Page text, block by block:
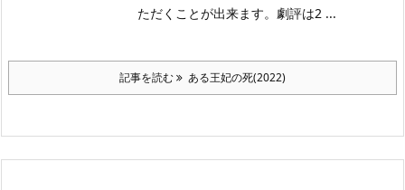
ただくことが出来ます。劇評は2 ...
記事を読む ある王妃の死(2022)